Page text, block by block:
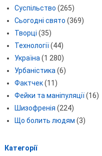
Суспільство (265)
Сьогодні свято (369)
Творці (35)
Технології(44)
Україна (1 280)
Урбаністика (6)
Фактчек(11)
Фейки та маніпуляції(16)
Шизофренія (224)
Що болить людям (3)
Категорії